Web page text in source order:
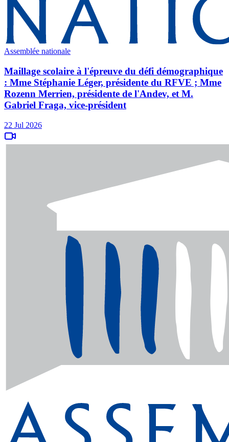
Assemblée nationale
Maillage scolaire à l'épreuve du défi démographique
: Mme Stéphanie Léger, présidente du RFVE ; Mme
Rozenn Merrien, présidente de l'Andev, et M.
Gabriel Fraga, vice-président
22 Jul 2026